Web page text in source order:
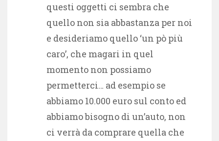
questi oggetti ci sembra che
quello non sia abbastanza per noi
e desideriamo quello ‘un pò più
caro’, che magari in quel
momento non possiamo
permetterci… ad esempio se
abbiamo 10.000 euro sul conto ed
abbiamo bisogno di un’auto, non
ci verrà da comprare quella che